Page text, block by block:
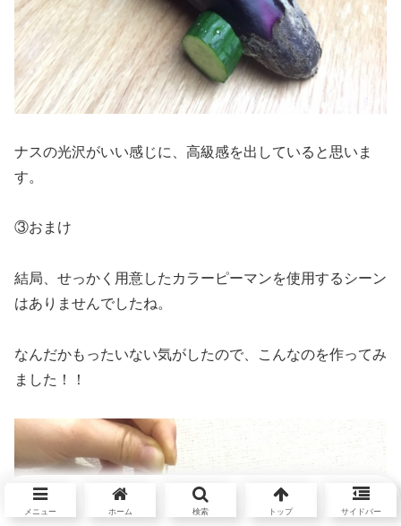
ナスの光沢がいい感じに、高級感を出していると思いま
す。
③おまけ
結局、せっかく用意したカラーピーマンを使用するシーン
はありませんでしたね。
なんだかもったいない気がしたので、こんなのを作ってみ
ました！！
メニュー ホーム 検索 トップ サイドバー